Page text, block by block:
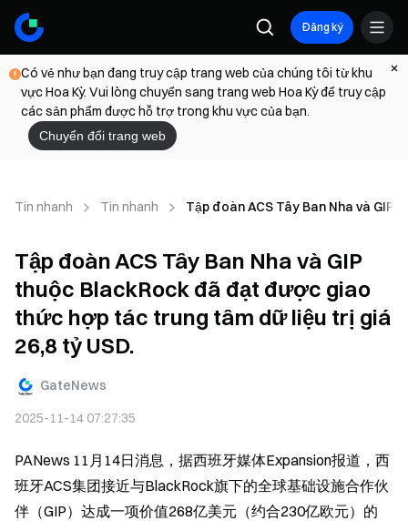
Đăng ký
Có vẻ như bạn đang truy cập trang web của chúng tôi từ khu
vực Hoa Kỳ. Vui lòng chuyển sang trang web Hoa Kỳ để truy cập
các sản phẩm được hỗ trợ trong khu vực của bạn.
Chuyển đổi trang web
Tin nhanh Tin nhanh Tập đoàn ACS Tây Ban Nha và GIP
Tập đoàn ACS Tây Ban Nha và GIP
thuộc BlackRock đã đạt được giao
thức hợp tác trung tâm dữ liệu trị giá
26,8 tỷ USD.
GateNews
2025-11-14 07:27:35
PANews 11月14日消息，据西班牙媒体Expansion报道，西
班牙ACS集团接近与BlackRock旗下的全球基础设施合作伙
伴（GIP）达成一项价值268亿美元（约合230亿欧元）的